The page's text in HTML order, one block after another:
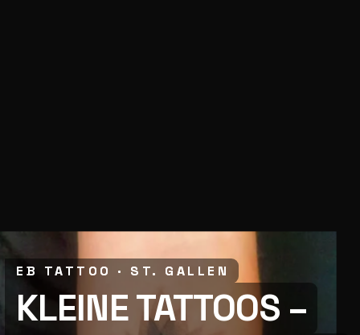
EB TATTOO · ST. GALLEN
KLEINE TATTOOS –
EB TATTOO · ST. GALLEN
KLEINE TATTOOS –